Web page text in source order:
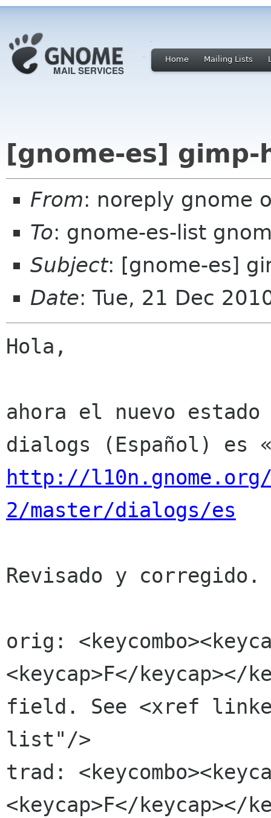
Home Mailing Lists
[gnome-es]
From: noreply gnome
To: gnome-es-list
Subject: [gnome-es]
Date: Tue, 21 Dec
Hola,
ahora el nuevo
http://
2/master/dialogs/es
Revisado y corregido.
orig:
<keycap>F</keycap></
field. See <xref
list"/>
trad:
<keycap>F</keycap></